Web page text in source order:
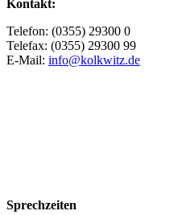
Kontakt:
Telefon: (0355) 29300 0
Telefax: (0355) 29300 99
E-Mail: info@kolkwitz.de
Sprechzeiten